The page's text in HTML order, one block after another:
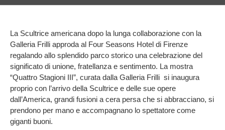
La Scultrice americana dopo la lunga collaborazione con la
Galleria Frilli approda al Four Seasons Hotel di Firenze
regalando allo splendido parco storico una celebrazione del
significato di unione, fratellanza e sentimento. La mostra
“Quattro Stagioni III”, curata dalla Galleria Frilli si inaugura
proprio con l’arrivo della Scultrice e delle sue opere
dall’America, grandi fusioni a cera persa che si abbracciano, si
prendono per mano e accompagnano lo spettatore come
giganti buoni.